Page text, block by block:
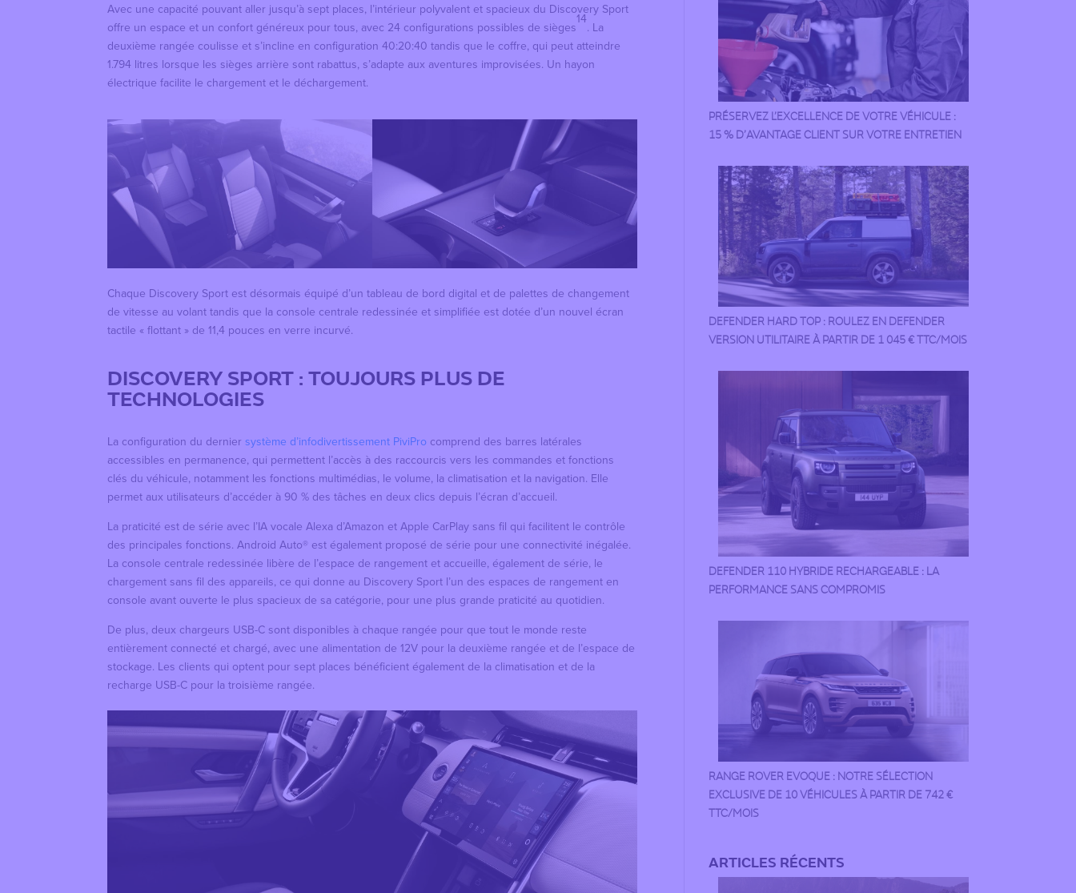
Avec une capacité pouvant aller jusqu’à sept places, l’intérieur polyvalent et spacieux du Discovery Sport
offre un espace et un confort généreux pour tous, avec 24 configurations possibles de sièges
14
. La
deuxième rangée coulisse et s’incline en configuration 40:20:40 tandis que le coffre, qui peut atteindre
1.794 litres lorsque les sièges arrière sont rabattus, s’adapte aux aventures improvisées. Un hayon
électrique facilite le chargement et le déchargement.
Chaque Discovery Sport est désormais équipé d’un tableau de bord digital et de palettes de changement
de vitesse au volant tandis que la console centrale redessinée et simplifiée est dotée d’un nouvel écran
tactile « flottant » de 11,4 pouces en verre incurvé.
DISCOVERY SPORT : TOUJOURS PLUS DE
TECHNOLOGIES
La configuration du dernier système d’infodivertissement PiviPro comprend des barres latérales
accessibles en permanence, qui permettent l’accès à des raccourcis vers les commandes et fonctions
clés du véhicule, notamment les fonctions multimédias, le volume, la climatisation et la navigation. Elle
permet aux utilisateurs d’accéder à 90 % des tâches en deux clics depuis l’écran d’accueil.
La praticité est de série avec l’IA vocale Alexa d’Amazon et Apple CarPlay sans fil qui facilitent le contrôle
des principales fonctions. Android Auto® est également proposé de série pour une connectivité inégalée.
La console centrale redessinée libère de l’espace de rangement et accueille, également de série, le
chargement sans fil des appareils, ce qui donne au Discovery Sport l’un des espaces de rangement en
console avant ouverte le plus spacieux de sa catégorie, pour une plus grande praticité au quotidien.
De plus, deux chargeurs USB-C sont disponibles à chaque rangée pour que tout le monde reste
entièrement connecté et chargé, avec une alimentation de 12V pour la deuxième rangée et de l’espace de
stockage. Les clients qui optent pour sept places bénéficient également de la climatisation et de la
recharge USB-C pour la troisième rangée.
PRÉSERVEZ L’EXCELLENCE DE VOTRE VÉHICULE :
15 % D’AVANTAGE CLIENT SUR VOTRE ENTRETIEN
DEFENDER HARD TOP : ROULEZ EN DEFENDER
VERSION UTILITAIRE À PARTIR DE 1 045 € TTC/MOIS
DEFENDER 110 HYBRIDE RECHARGEABLE : LA
PERFORMANCE SANS COMPROMIS
RANGE ROVER EVOQUE : NOTRE SÉLECTION
EXCLUSIVE DE 10 VÉHICULES À PARTIR DE 742 €
TTC/MOIS
ARTICLES RÉCENTS